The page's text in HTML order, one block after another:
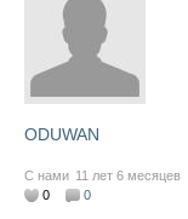
ODUWAN
С нами 11 лет 6 месяцев
0
0